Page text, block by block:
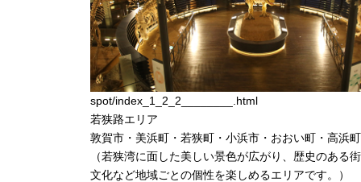
spot/index_1_2_2________.html
若狭路エリア
敦賀市・美浜町・若狭町・小浜市・おおい町・高浜町
（若狭湾に面した美しい景色が広がり、歴史のある
文化など地域ごとの個性を楽しめるエリアです。
）